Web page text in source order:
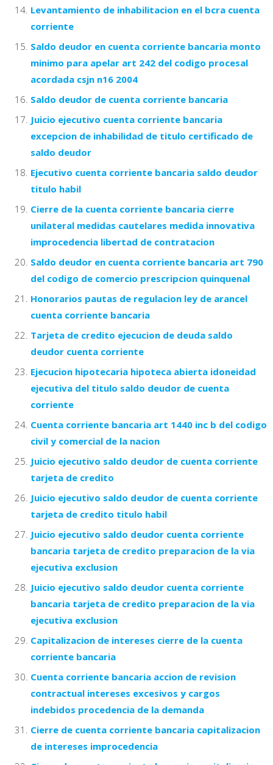
Levantamiento de inhabilitacion en el bcra cuenta
corriente
Saldo deudor en cuenta corriente bancaria monto
minimo para apelar art 242 del codigo procesal
acordada csjn n16 2004
Saldo deudor de cuenta corriente bancaria
Juicio ejecutivo cuenta corriente bancaria
excepcion de inhabilidad de titulo certificado de
saldo deudor
Ejecutivo cuenta corriente bancaria saldo deudor
titulo habil
Cierre de la cuenta corriente bancaria cierre
unilateral medidas cautelares medida innovativa
improcedencia libertad de contratacion
Saldo deudor en cuenta corriente bancaria art 790
del codigo de comercio prescripcion quinquenal
Honorarios pautas de regulacion ley de arancel
cuenta corriente bancaria
Tarjeta de credito ejecucion de deuda saldo
deudor cuenta corriente
Ejecucion hipotecaria hipoteca abierta idoneidad
ejecutiva del titulo saldo deudor de cuenta
corriente
Cuenta corriente bancaria art 1440 inc b del codigo
civil y comercial de la nacion
Juicio ejecutivo saldo deudor de cuenta corriente
tarjeta de credito
Juicio ejecutivo saldo deudor de cuenta corriente
tarjeta de credito titulo habil
Juicio ejecutivo saldo deudor cuenta corriente
bancaria tarjeta de credito preparacion de la via
ejecutiva exclusion
Juicio ejecutivo saldo deudor cuenta corriente
bancaria tarjeta de credito preparacion de la via
ejecutiva exclusion
Capitalizacion de intereses cierre de la cuenta
corriente bancaria
Cuenta corriente bancaria accion de revision
contractual intereses excesivos y cargos
indebidos procedencia de la demanda
Cierre de cuenta corriente bancaria capitalizacion
de intereses improcedencia